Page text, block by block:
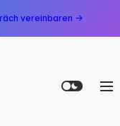
vereinbaren →